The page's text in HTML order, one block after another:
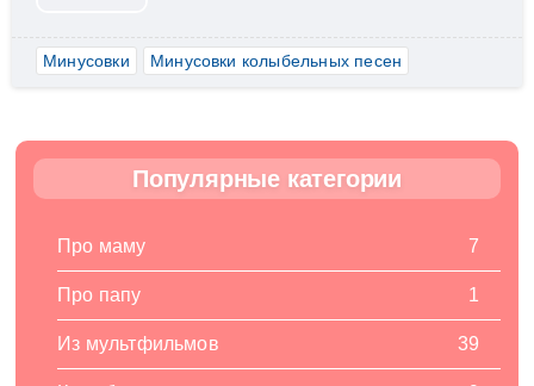
Минусовки Минусовки колыбельных песен
Популярные категории
Про маму 7
Про папу 1
Из мультфильмов 39